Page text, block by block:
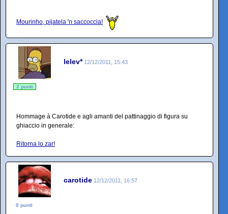
Mourinho, pijatela 'n saccoccia!
lelev* 12/12/2011, 15:43
2 punti
Hommage à Carotide e agli amanti del pattinaggio di figura su
ghiaccio in generale:
Ritorna lo zar!
carotide 12/12/2011, 16:57
0 punti